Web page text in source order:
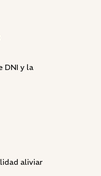
DNI y la
aliviar